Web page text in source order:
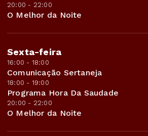
20:00 - 22:00
O Melhor da Noite
Sexta-feira
16:00 - 18:00
Comunicação Sertaneja
18:00 - 19:00
Programa Hora Da Saudade
20:00 - 22:00
O Melhor da Noite